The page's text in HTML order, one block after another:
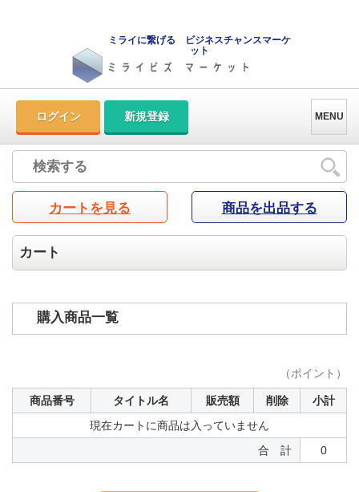
ミライに繋げる ビジネスチャンスマーケ
ット
ログイン 新規登録 MENU
カートを見る 商品を出品する
カート
購入商品一覧
（ポイント）
商品番号 タイトル名 販売額 削除
小計
現在カートに商品は入っていません
合 計
0